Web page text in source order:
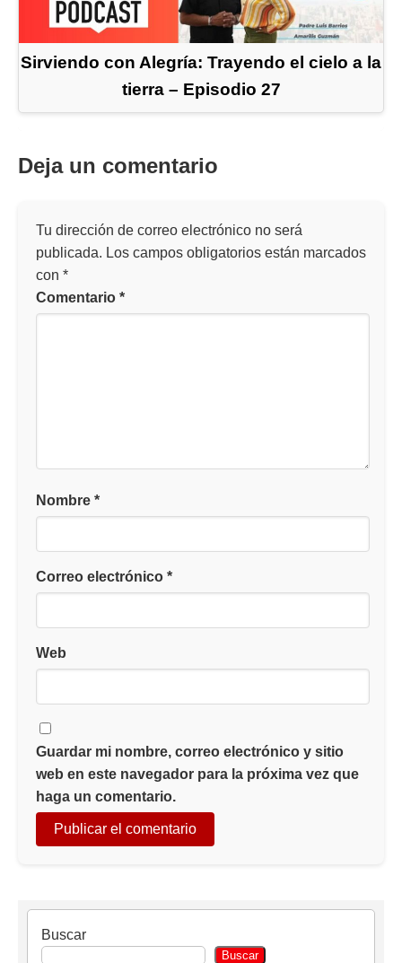
Sirviendo con Alegría: Trayendo el cielo a la
tierra – Episodio 27
Deja un comentario
Tu dirección de correo electrónico no será
publicada. Los campos obligatorios están marcados
con *
Comentario *
Nombre *
Correo electrónico *
Web
Guardar mi nombre, correo electrónico y sitio
web en este navegador para la próxima vez que
haga un comentario.
Buscar
Buscar